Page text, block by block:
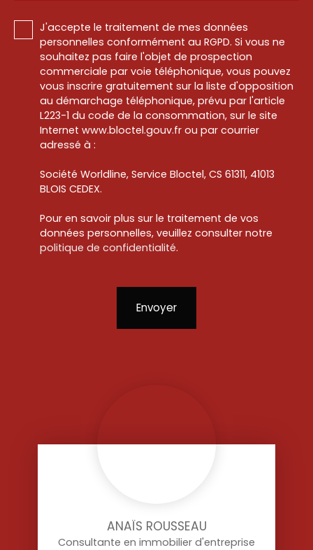
J'accepte le traitement de mes données
personnelles conformément au RGPD. Si vous ne
souhaitez pas faire l'objet de prospection
commerciale par voie téléphonique, vous pouvez
vous inscrire gratuitement sur la liste d'opposition
au démarchage téléphonique, prévu par l'article
L223-1 du code de la consommation, sur le site
Internet www.bloctel.gouv.fr ou par courrier
adressé à :
Société Worldline, Service Bloctel, CS 61311, 41013
BLOIS CEDEX.
Pour en savoir plus sur le traitement de vos
données personnelles, veuillez consulter notre
politique de confidentialité.
Envoyer
ANAÏS ROUSSEAU
Consultante en immobilier d'entreprise